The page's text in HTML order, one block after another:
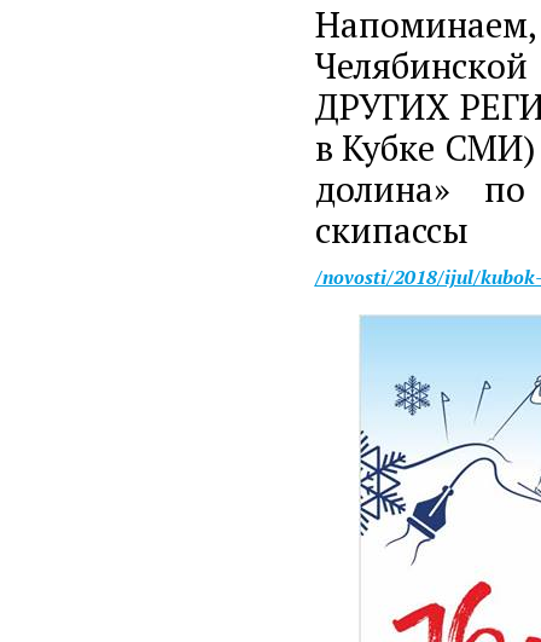
ДРУГИХ
в Кубке СМИ)
долина»
/novosti/2018/ijul/